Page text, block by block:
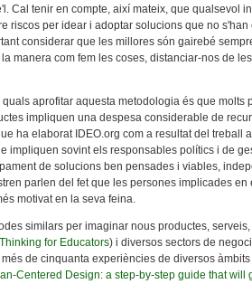
Cal tenir en compte, així mateix, que qualsevol
riscos per idear i adoptar solucions que no
considerar que les millores són gairebé
manera com fem les coses, distanciar-nos de
aprofitar aquesta metodologia és que molts
impliquen una despesa considerable de
ha elaborat IDEO.org com a resultat del treball
impliquen sovint els responsables polítics i de
de solucions ben pensades i viables,
parlen del fet que les persones implicades
motivat en la seva feina.
similars per imaginar nous productes,
for Educators) i diversos sectors de
de cinquanta experiències de diversos
Centered Design: a step-by-step guide that